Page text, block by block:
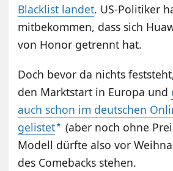
Blacklist landet. US-Politiker
mitbekommen, dass sich
von Honor getrennt hat.
Doch bevor da nichts
den Marktstart in Europa und
auch schon im deutschen
gelistet
(aber noch ohne
Modell dürfte also vor
des Comebacks stehen.